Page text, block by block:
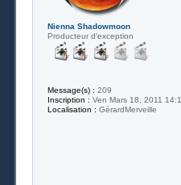
Nienna Shadowmoon
Producteur d'exception
Message(s) : 209
Inscription : Ven Mars 18, 2011
Localisation : GérardMerveille